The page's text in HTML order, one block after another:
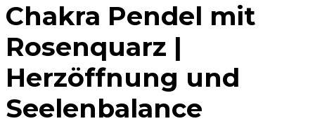
Chakra Pendel mit
Rosenquarz |
Herzöffnung und
Seelenbalance